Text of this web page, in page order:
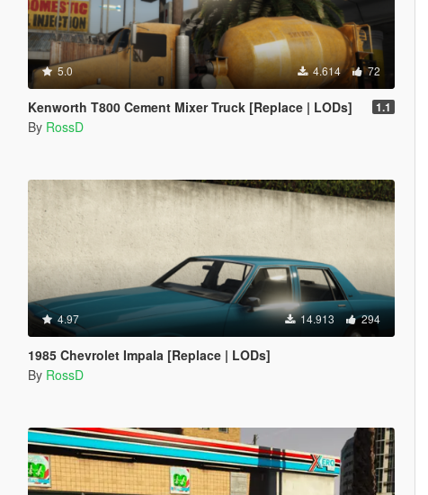
5.0 4.614 72
Kenworth T800 Cement Mixer Truck [Replace | LODs] 1.1
By RossD
4.97 14.913 294
1985 Chevrolet Impala [Replace | LODs]
By RossD